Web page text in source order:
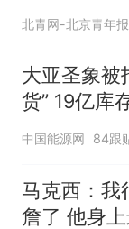
得现在的成
北青网-北京青年报
大亚圣象被
货” 19亿库
中国能源网 84跟
马克西：我
詹了 他身